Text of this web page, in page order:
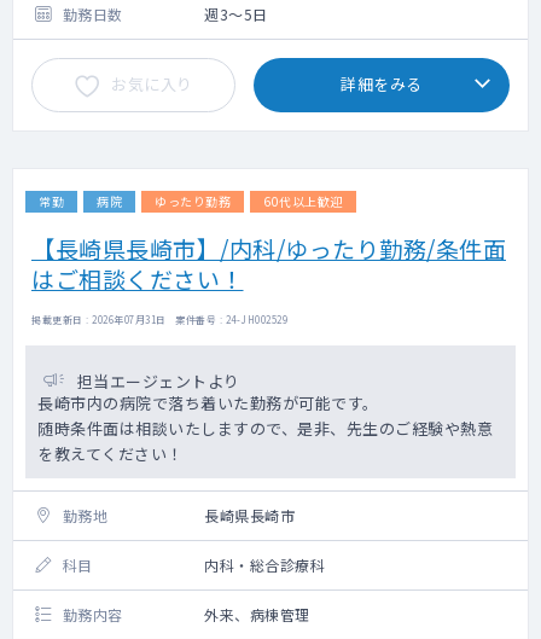
３．美容施術に関する問診・適応判断（埋
没・糸リフト・注入系など）
４．ご予約状況により、翼状針を使った施術
対応（脂肪溶解注射、脂肪溶解注射、成長因
子注射） 美容クリニックの問診対応
・ボトックス注入、ヒアルロン酸注入、ショ
をお願いできればと思います。
・執刀医が別途おり、美容外科の施術の対応
・将来的に美容外科の執刀医になることな
ど、学びたいという意欲の方も歓迎します。
・管理医師としてのご勤務も相談可能で
す。 ※別途月20万円の支給あり。
その場合、法人の理事に就任しますが経営
・別途インセンティブ支給あり。
・グループ各院の医師シフト調整の都合によ
り、系列の別クリニックでのご勤務振替をご
相談させて頂く場合がございます。
週3日：1,440万円
週4日：1,920万円
週5日：2,400万円
※ご選考を通してご面接後に最終提示
勤務日数 週3～5日
お気に入り 詳細をみる
常勤 病院 ゆったり勤務 60代以上歓迎
【長崎県長崎市】/内科/ゆったり勤務/条件面
はご相談ください！
掲載更新日 : 2026年07月31日 案件番号 : 24-JH002529
担当エージェントより
長崎市内の病院で落ち着いた勤務が可能です。
随時条件面は相談いたしますので、是非、先生のご経験や熱意
を教えてください！
勤務地 長崎県長崎市
科目 内科・総合診療科
勤務内容 外来、病棟管理